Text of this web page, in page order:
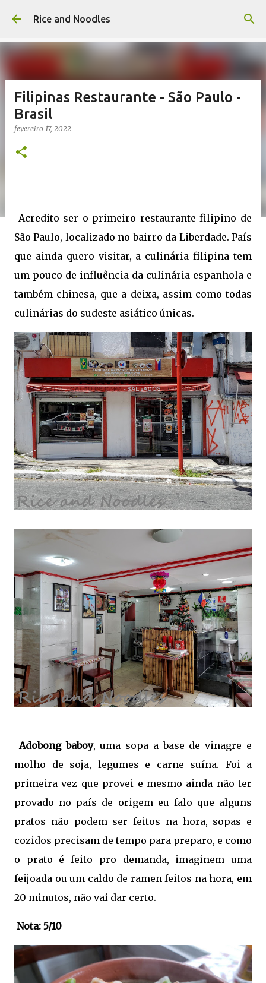
Pular para o conteúdo principal
Rice and Noodles
Filipinas Restaurante - São Paulo -
Brasil
fevereiro 17, 2022
Acredito ser o primeiro restaurante filipino de
São Paulo, localizado no bairro da Liberdade. País
que ainda quero visitar, a culinária filipina tem
um pouco de influência da culinária espanhola e
também chinesa, que a deixa, assim como todas
culinárias do sudeste asiático únicas.
Adobong baboy, uma sopa a base de vinagre e
molho de soja, legumes e carne suína. Foi a
primeira vez que provei e mesmo ainda não ter
provado no país de origem eu falo que alguns
pratos não podem ser feitos na hora, sopas e
cozidos precisam de tempo para preparo, e como
o prato é feito pro demanda, imaginem uma
feijoada ou um caldo de ramen feitos na hora, em
20 minutos, não vai dar certo.
Nota: 5/10